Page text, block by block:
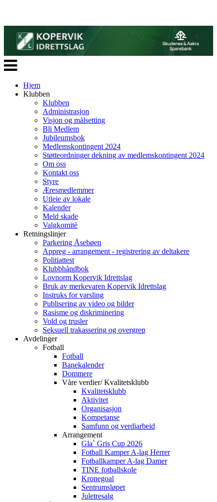
Veksle
navigasjon
Hjem
Klubben
Klubben
Administrasjon
Visjon og målsetting
Bli Medlem
Jubileumsbok
Medlemskontingent 2024
Støtteordninger dekning av medlemskontingent 2024
Om oss
Kontakt oss
Styre
Æresmedlemmer
Utleie av lokale
Kalender
Meld skade
Valgkomitè
Retningslinjer
Parkering Åsebøen
Appreg - arrangement - registrering av deltakere
Politiattest
Klubbhåndbok
Lovnorm Kopervik Idrettslag
Bruk av merkevaren Kopervik Idrettslag
Instruks for varsling
Publisering av video og bilder
Rasisme og diskriminering
Vold og trusler
Seksuell trakassering og overgrep
Avdelinger
Fotball
Fotball
Banekalender
Dommere
Våre verdier/ Kvalitetsklubb
Kvalitetsklubb
Aktivitet
Organisasjon
Kompetanse
Samfunn og verdiarbeid
Arrangement
Gla` Gris Cup 2026
Fotball Kamper A-lag Herrer
Fotballkamper A-lag Damer
TINE fotballskole
Kronegoal
Sentrumsløpet
Juletresalg